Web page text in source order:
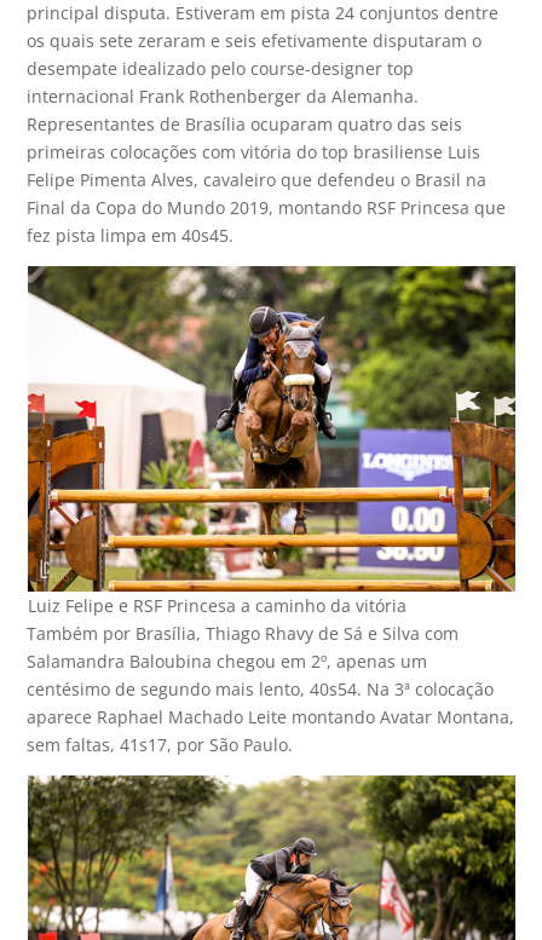
principal disputa. Estiveram em pista 24 conjuntos dentre
os quais sete zeraram e seis efetivamente disputaram o
desempate idealizado pelo course-designer top
internacional Frank Rothenberger da Alemanha.
Representantes de Brasília ocuparam quatro das seis
primeiras colocações com vitória do top brasiliense Luis
Felipe Pimenta Alves, cavaleiro que defendeu o Brasil na
Final da Copa do Mundo 2019, montando RSF Princesa que
fez pista limpa em 40s45.
Luiz Felipe e RSF Princesa a caminho da vitória
Também por Brasília, Thiago Rhavy de Sá e Silva com
Salamandra Baloubina chegou em 2º, apenas um
centésimo de segundo mais lento, 40s54. Na 3ª colocação
aparece Raphael Machado Leite montando Avatar Montana,
sem faltas, 41s17, por São Paulo.